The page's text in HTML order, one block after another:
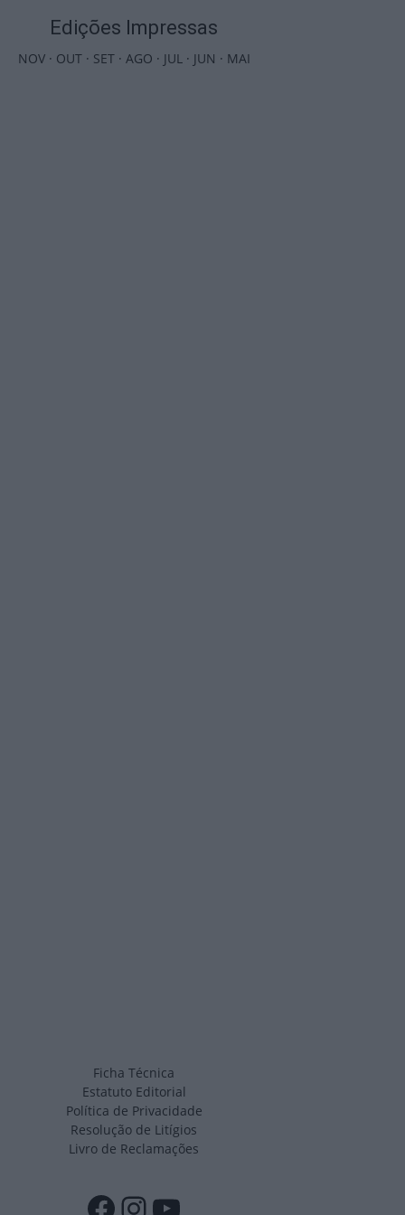
Edições Impressas
NOV· OUT· SET· AGO · JUL· JUN · MAI
Ficha Técnica
Estatuto Editorial
Política de Privacidade
Resolução de Litígios
Livro de Reclamações